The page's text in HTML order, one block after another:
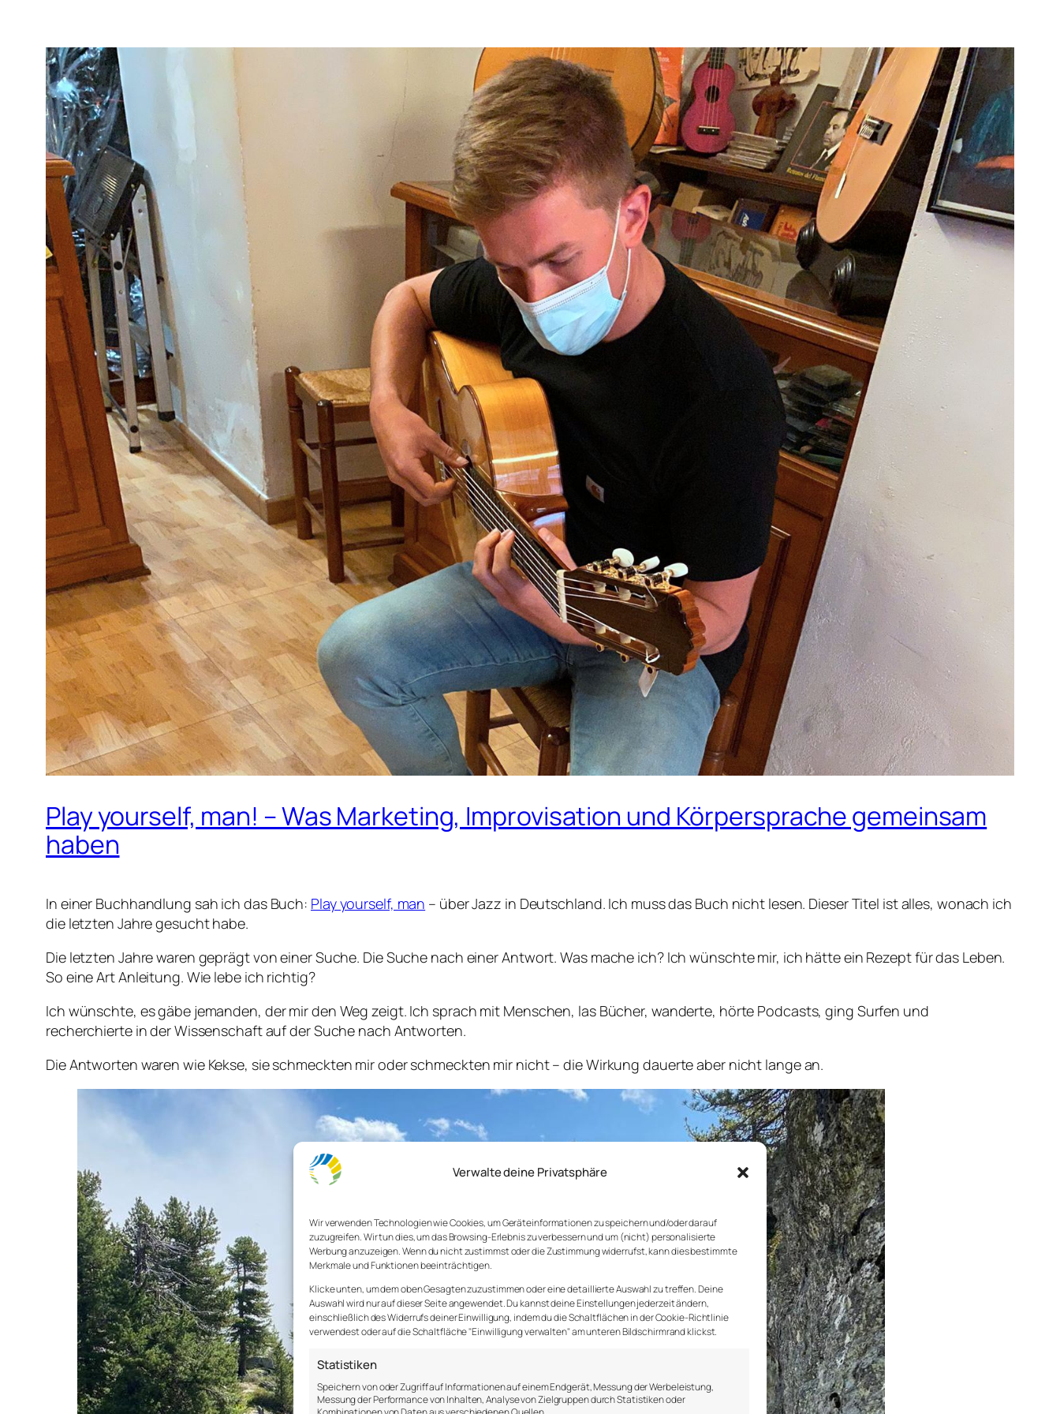
Verwalte deine Privatsphäre
Wir verwenden Technologien wie Cookies, um Geräteinformationen zu speichern und/oder darauf
zuzugreifen. Wir tun dies, um das Browsing-Erlebnis zu verbessern und um (nicht) personalisierte
Werbung anzuzeigen. Wenn du nicht zustimmst oder die Zustimmung widerrufst, kann dies bestimmte
Merkmale und Funktionen beeinträchtigen.
Klicke unten, um dem oben Gesagten zuzustimmen oder eine detaillierte Auswahl zu treffen. Deine
Auswahl wird nur auf dieser Seite angewendet. Du kannst deine Einstellungen jederzeit ändern,
einschließlich des Widerrufs deiner Einwilligung, indem du die Schaltflächen in der Cookie-Richtlinie
verwendest oder auf die Schaltfläche "Einwilligung verwalten" am unteren Bildschirmrand klickst.
Statistiken
Speichern von oder Zugriff auf Informationen auf einem Endgerät, Messung der Werbeleistung,
Messung der Performance von Inhalten, Analyse von Zielgruppen durch Statistiken oder
Play yourself, man! – Was Marketing, Improvisation und Körpersprache gemeinsam
haben
In einer Buchhandlung sah ich das Buch: Play yourself, man – über Jazz in Deutschland. Ich muss das Buch nicht lesen. Dieser Titel ist alles, wonach ich
die letzten Jahre gesucht habe.
Die letzten Jahre waren geprägt von einer Suche. Die Suche nach einer Antwort. Was mache ich? Ich wünschte mir, ich hätte ein Rezept für das Leben.
So eine Art Anleitung. Wie lebe ich richtig?
Ich wünschte, es gäbe jemanden, der mir den Weg zeigt. Ich sprach mit Menschen, las Bücher, wanderte, hörte Podcasts, ging Surfen und
recherchierte in der Wissenschaft auf der Suche nach Antworten.
Die Antworten waren wie Kekse, sie schmeckten mir oder schmeckten mir nicht – die Wirkung dauerte aber nicht lange an.